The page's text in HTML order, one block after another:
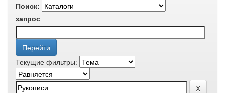
Поиск:
запрос
Текущие фильтры: